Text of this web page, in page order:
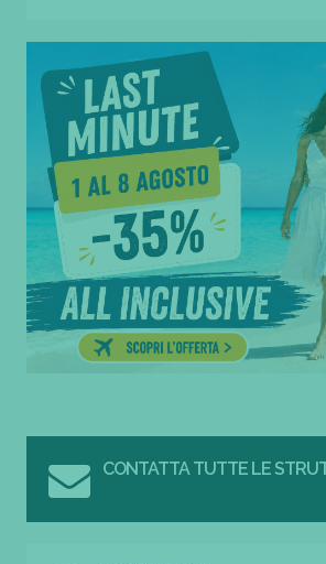
CONTATTA TUTTE LE